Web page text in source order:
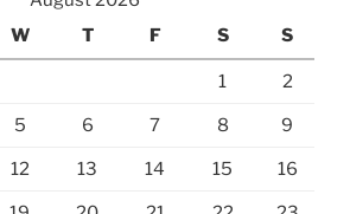
W T F S S
1 2
5 6 7 8 9
12 13 14 15 16